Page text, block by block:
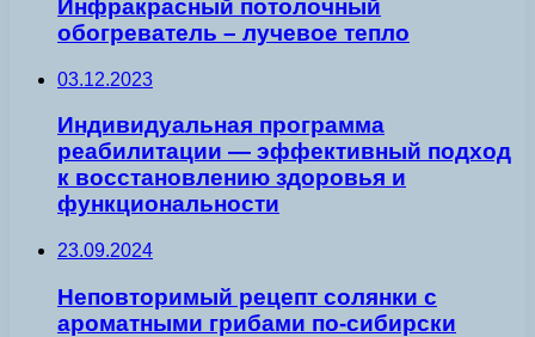
Инфракрасный потолочный
обогреватель – лучевое тепло
03.12.2023
Индивидуальная программа
реабилитации — эффективный подход
к восстановлению здоровья и
функциональности
23.09.2024
Неповторимый рецепт солянки с
ароматными грибами по-сибирски